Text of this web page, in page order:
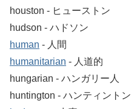
houston ‐ ヒューストン
hudson ‐ ハドソン
human ‐ 人間
humanitarian ‐ 人道的
hungarian ‐ ハンガリー人
huntington ‐ ハンティントン